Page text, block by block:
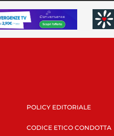
POLICY EDITORIALE
CODICE ETICO CONDOTTA